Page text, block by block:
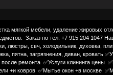
мягкой мебели, удаление жировых
Заказ по тел. +7 915 204 1047
люстры, свч, холодильник, духовка,
пятна, загрязнения, диван, кровать
ремонта ✅Услуги клининга цены
+и ковров ✅Мытье окон +в москве